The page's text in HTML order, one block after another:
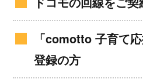
「comotto 子育て
登録の方